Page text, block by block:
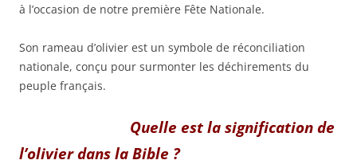
à l’occasion de notre première Fête Nationale.
Son rameau d’olivier est un symbole de réconciliation
nationale, conçu pour surmonter les déchirements du
peuple français.
Quelle est la signification de
l’olivier dans la Bible ?